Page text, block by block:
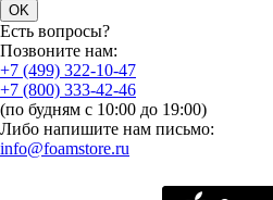
OK
Есть вопросы?
Позвоните нам:
+7 (499) 322-10-47
+7 (800) 333-42-46
(по будням с 10:00 до 19:00)
Либо напишите нам письмо:
info@foamstore.ru